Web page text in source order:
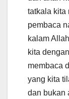
tatkala kita
pembaca
kalam
kita
membaca
yang kita
dan bukan